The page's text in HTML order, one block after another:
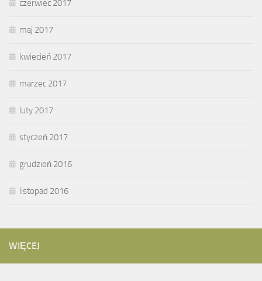
czerwiec 2017
maj 2017
kwiecień 2017
marzec 2017
luty 2017
styczeń 2017
grudzień 2016
listopad 2016
WIĘCEJ